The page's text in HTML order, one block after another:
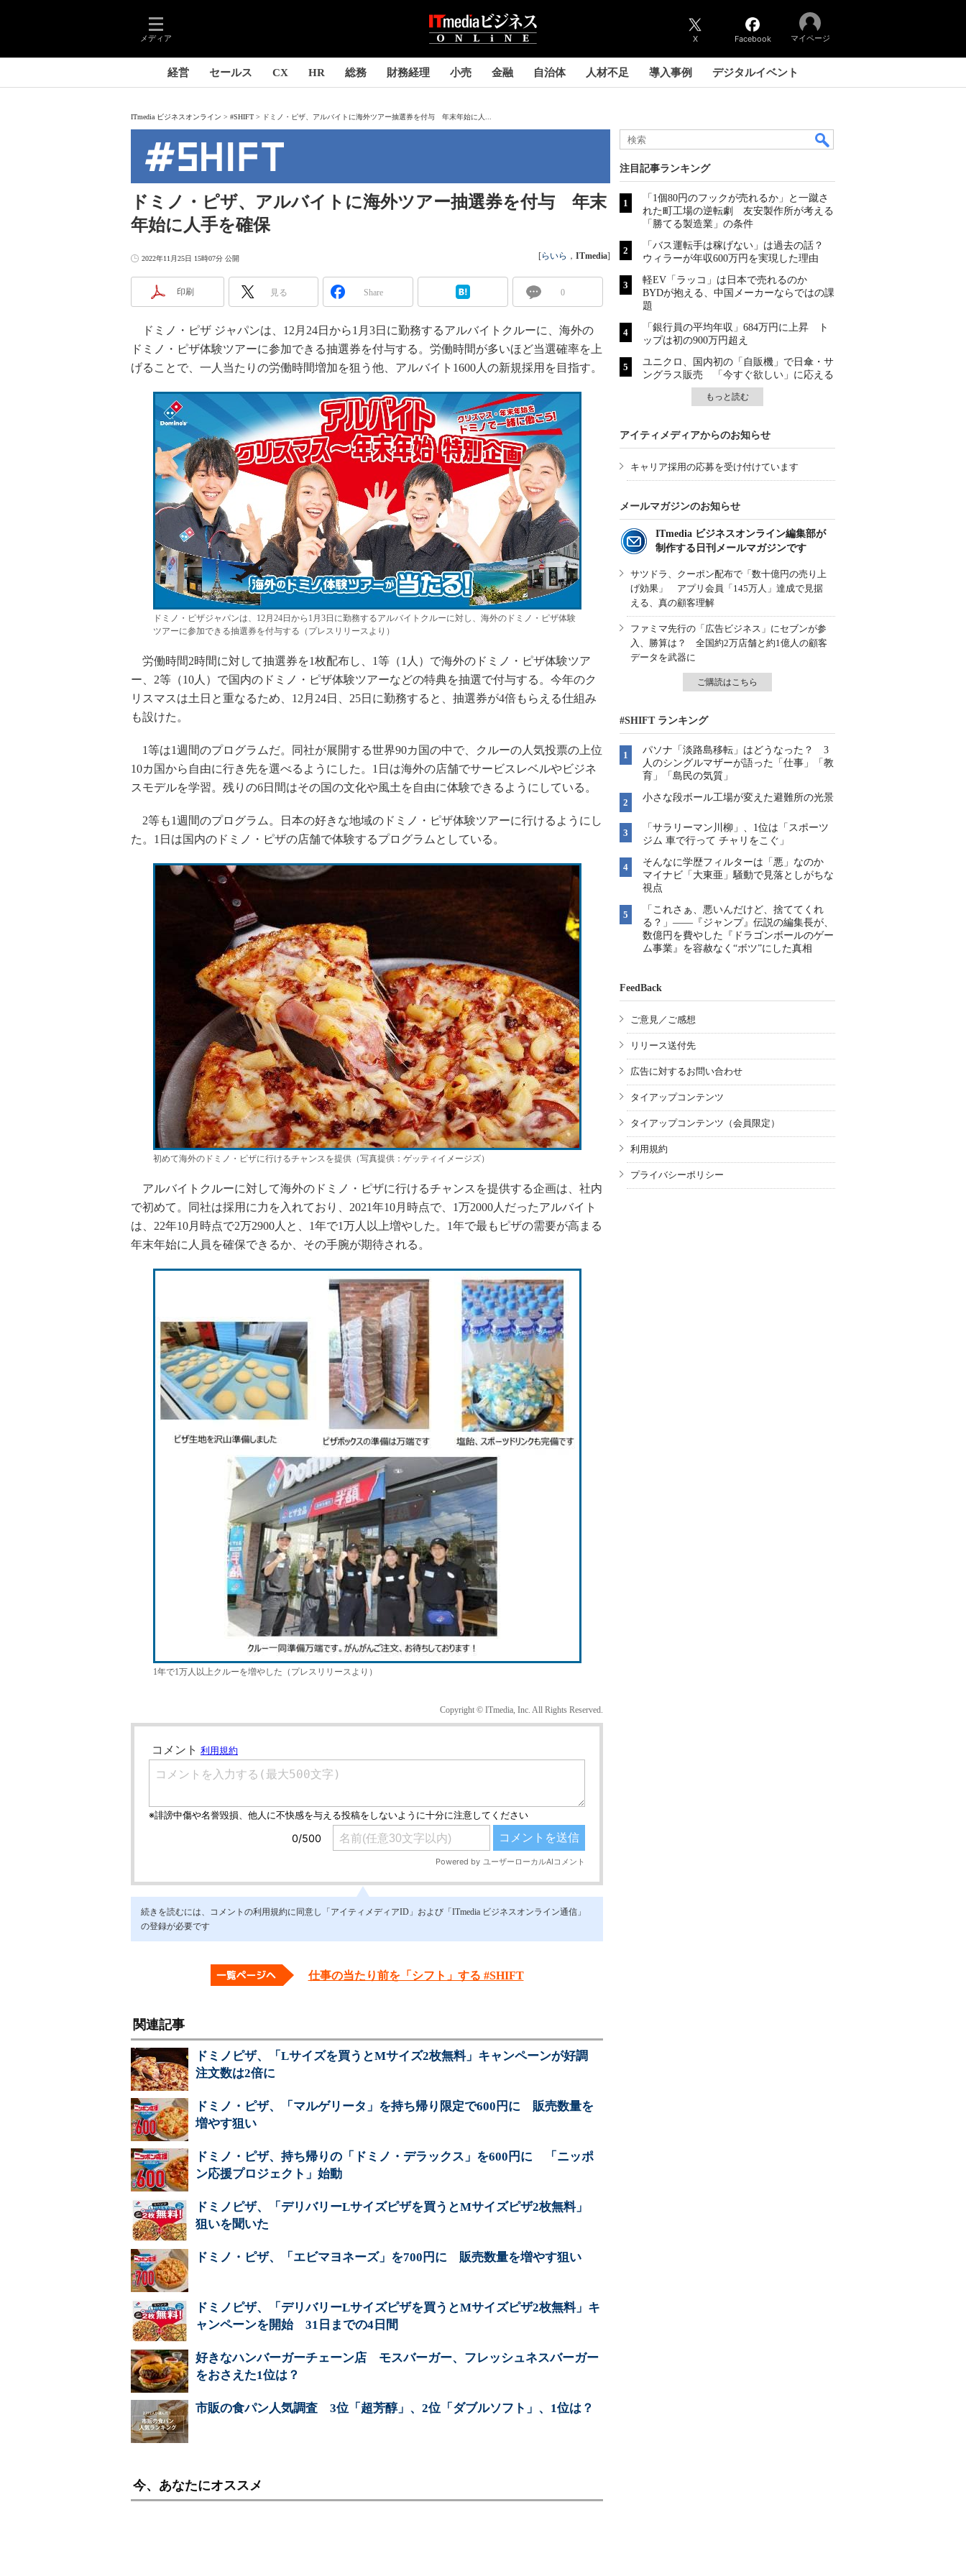
メディア X Facebook マイページ
経営 セールス CX HR 総務 財務経理 小売 金融 自治体 人材不足 導入事例 デジタルイベント
ITmedia ビジネスオンライン #SHIFT ドミノ・ピザ、アルバイトに海外ツアー抽選券を付与 年末年始に人...
ドミノ・ピザ、アルバイトに海外ツアー抽選券を付与 年末
年始に人手を確保
2022年11月25日 15時07分 公開 [らいら ， ITmedia]
印刷 見る Share 0
ドミノ・ピザ ジャパンは、12月24日から1月3日に勤務するアルバイトクルーに、海外の
ドミノ・ピザ体験ツアーに参加できる抽選券を付与する。労働時間が多いほど当選確率を上
げることで、一人当たりの労働時間増加を狙う他、アルバイト1600人の新規採用を目指す。
ドミノ・ピザジャパンは、12月24日から1月3日に勤務するアルバイトクルーに対し、海外のドミノ・ピザ体験
ツアーに参加できる抽選券を付与する（プレスリリースより）
労働時間2時間に対して抽選券を1枚配布し、1等（1人）で海外のドミノ・ピザ体験ツア
ー、2等（10人）で国内のドミノ・ピザ体験ツアーなどの特典を抽選で付与する。今年のク
リスマスは土日と重なるため、12月24日、25日に勤務すると、抽選券が4倍もらえる仕組み
も設けた。
1等は1週間のプログラムだ。同社が展開する世界90カ国の中で、クルーの人気投票の上位
10カ国から自由に行き先を選べるようにした。1日は海外の店舗でサービスレベルやビジネ
スモデルを学習。残りの6日間はその国の文化や風土を自由に体験できるようにしている。
2等も1週間のプログラム。日本の好きな地域のドミノ・ピザ体験ツアーに行けるようにし
た。1日は国内のドミノ・ピザの店舗で体験するプログラムとしている。
初めて海外のドミノ・ピザに行けるチャンスを提供（写真提供：ゲッティイメージズ）
アルバイトクルーに対して海外のドミノ・ピザに行けるチャンスを提供する企画は、社内
で初めて。同社は採用に力を入れており、2021年10月時点で、1万2000人だったアルバイト
は、22年10月時点で2万2900人と、1年で1万人以上増やした。1年で最もピザの需要が高まる
年末年始に人員を確保できるか、その手腕が期待される。
1年で1万人以上クルーを増やした（プレスリリースより）
Copyright © ITmedia, Inc. All Rights Reserved.
続きを読むには、コメントの利用規約に同意し「アイティメディアID」および「ITmedia ビジネスオンライン通信」
の登録が必要です
仕事の当たり前を「シフト」する #SHIFT
関連記事
ドミノピザ、「Lサイズを買うとMサイズ2枚無料」キャンペーンが好調
注文数は2倍に
ドミノ・ピザ、「マルゲリータ」を持ち帰り限定で600円に 販売数量を
増やす狙い
ドミノ・ピザ、持ち帰りの「ドミノ・デラックス」を600円に 「ニッポ
ン応援プロジェクト」始動
ドミノピザ、「デリバリーLサイズピザを買うとMサイズピザ2枚無料」
狙いを聞いた
ドミノ・ピザ、「エビマヨネーズ」を700円に 販売数量を増やす狙い
ドミノピザ、「デリバリーLサイズピザを買うとMサイズピザ2枚無料」キ
ャンペーンを開始 31日までの4日間
好きなハンバーガーチェーン店 モスバーガー、フレッシュネスバーガー
をおさえた1位は？
市販の食パン人気調査 3位「超芳醇」、2位「ダブルソフト」、1位は？
今、あなたにオススメ
注目記事ランキング
「1個80円のフックが売れるか」と一蹴さ
れた町工場の逆転劇 友安製作所が考える
「勝てる製造業」の条件
「バス運転手は稼げない」は過去の話？
ウィラーが年収600万円を実現した理由
軽EV「ラッコ」は日本で売れるのか
BYDが抱える、中国メーカーならではの課
題
「銀行員の平均年収」684万円に上昇 ト
ップは初の900万円超え
ユニクロ、国内初の「自販機」で日傘・サ
ングラス販売 「今すぐ欲しい」に応える
もっと読む
アイティメディアからのお知らせ
キャリア採用の応募を受け付けています
メールマガジンのお知らせ
ITmedia ビジネスオンライン編集部が
制作する日刊メールマガジンです
サツドラ、クーポン配布で「数十億円の売り上
げ効果」 アプリ会員「145万人」達成で見据
える、真の顧客理解
ファミマ先行の「広告ビジネス」にセブンが参
入、勝算は？ 全国約2万店舗と約1億人の顧客
データを武器に
ご購読はこちら
#SHIFT ランキング
パソナ「淡路島移転」はどうなった？ 3
人のシングルマザーが語った「仕事」「教
育」「島民の気質」
小さな段ボール工場が変えた避難所の光景
「サラリーマン川柳」、1位は「スポーツ
ジム 車で行って チャリをこぐ」
そんなに学歴フィルターは「悪」なのか
マイナビ「大東亜」騒動で見落としがちな
視点
「これさぁ、悪いんだけど、捨ててくれ
る？」――『ジャンプ』伝説の編集長が、
数億円を費やした『ドラゴンボールのゲー
ム事業』を容赦なく“ボツ”にした真相
FeedBack
ご意見／ご感想
リリース送付先
広告に対するお問い合わせ
タイアップコンテンツ
タイアップコンテンツ（会員限定）
利用規約
プライバシーポリシー